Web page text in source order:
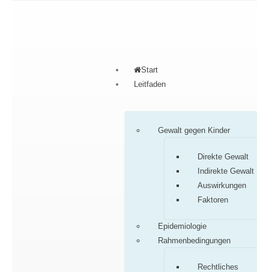
Start
Leitfaden
Gewalt gegen Kinder
Direkte Gewalt
Indirekte Gewalt
Auswirkungen
Faktoren
Epidemiologie
Rahmenbedingungen
Rechtliches